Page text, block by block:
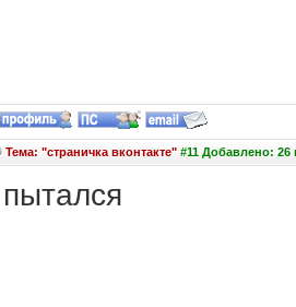
Тема: "страничка вконтакте"#11 Добавлено: 26
пытался